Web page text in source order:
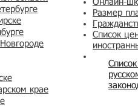
крае
Онлайн-
Размер
Список